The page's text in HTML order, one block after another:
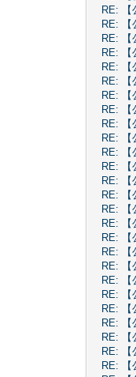
RE: 【
RE: 【
RE: 【
RE: 【
RE: 【
RE: 【
RE: 【
RE: 【
RE: 【
RE: 【
RE: 【
RE: 【
RE: 【
RE: 【
RE: 【
RE: 【
RE: 【
RE: 【
RE: 【
RE: 【
RE: 【
RE: 【
RE: 【
RE: 【
RE: 【
RE: 【